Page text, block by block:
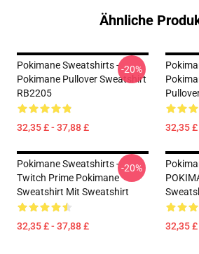
Ähnliche
Pokimane Sweatshirts -
Pokimane Pullover Sweatshirt
RB2205
32,35 £ - 37,88 £
-20%
32,35
Pokimane Sweatshirts -
Twitch Prime Pokimane
Sweatshirt Mit Sweatshirt
32,35 £ - 37,88 £
-20%
32,35